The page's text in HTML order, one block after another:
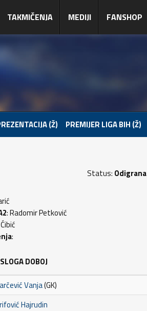
TAKMIČENJA MEDIJI FANSHOP
(Ž) PREMIJER LIGA BIH (Ž)
Status: Odigrana
: Radomir Petković
:
DOBOJ
Vanja(GK)
Hajrudin